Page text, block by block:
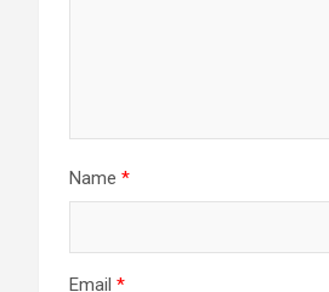
Name *
Email *